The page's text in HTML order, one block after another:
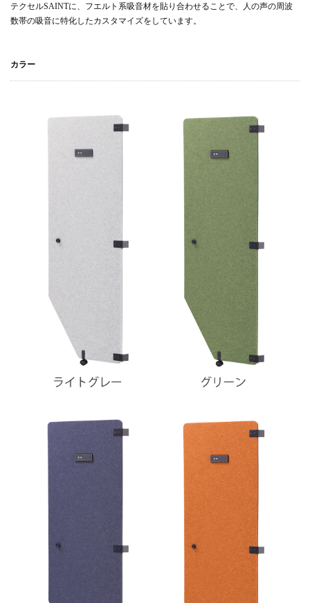
テクセルSAINTに、フエルト系吸音材を貼り合わせることで、人の声の周波
数帯の吸音に特化したカスタマイズをしています。
カラー